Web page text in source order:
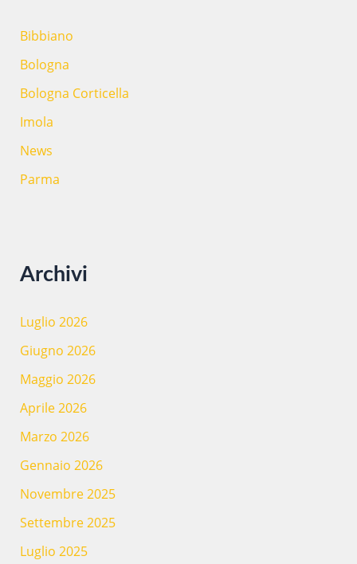
Bibbiano
Bologna
Bologna Corticella
Imola
News
Parma
Archivi
Luglio 2026
Giugno 2026
Maggio 2026
Aprile 2026
Marzo 2026
Gennaio 2026
Novembre 2025
Settembre 2025
Luglio 2025